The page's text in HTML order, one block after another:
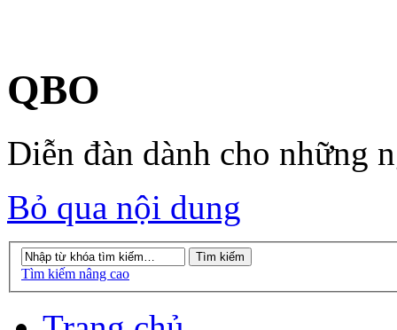
QBO
Diễn đàn dành cho những
Bỏ qua nội dung
Tìm kiếm nâng cao